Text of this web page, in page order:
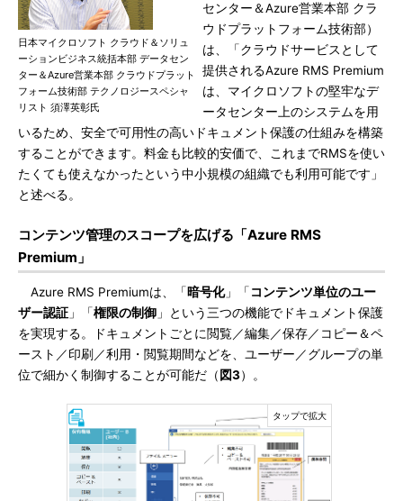
日本マイクロソフト クラウド＆ソリュ
ーションビジネス統括本部 データセン
ター＆Azure営業本部 クラウドプラット
フォーム技術部 テクノロジースペシャ
リスト 須澤英彰氏
センター＆Azure営業本部 クラ
ウドプラットフォーム技術部）
は、「クラウドサービスとして
提供されるAzure RMS Premium
は、マイクロソフトの堅牢なデ
ータセンター上のシステムを用
いるため、安全で可用性の高いドキュメント保護の仕組みを構築
することができます。料金も比較的安価で、これまでRMSを使い
たくても使えなかったという中小規模の組織でも利用可能です」
と述べる。
コンテンツ管理のスコープを広げる「Azure RMS
Premium」
Azure RMS Premiumは、「暗号化」「 コンテンツ単位のユー
ザー認証 」「権限の制御 」という三つの機能でドキュメント保護
を実現する。ドキュメントごとに閲覧／編集／保存／コピー＆ペ
ースト／印刷／利用・閲覧期間などを、ユーザー／グループの単
位で細かく制御することが可能だ（ 図3）。